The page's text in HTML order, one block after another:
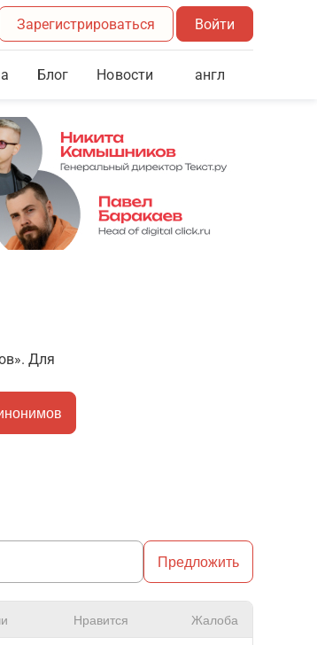
Зарегистрироваться Войти
Блог Новости англ
Для
Предложить
Нравится Жалоба